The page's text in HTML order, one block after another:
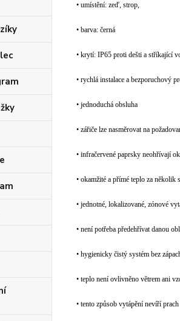
• umístění: zeď, strop,
• barva: černá
• krytí: IP65 proti dešti a stříkající
• rychlá instalace a bezporuchový
• jednoduchá obsluha
• zářiče lze nasměrovat na
• infračervené paprsky neohřívají
• okamžité a přímé teplo za několik
• jednotné, lokalizované, zónové
• není potřeba předehřívat danou
• hygienicky čistý systém bez
• teplo není ovlivněno větrem ani
• tento způsob vytápění nevíří prach